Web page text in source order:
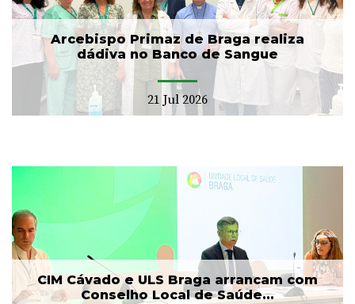
Arcebispo Primaz de Braga realiza
dádiva no Banco de Sangue
21 Jul 2026
CIM Cávado e ULS Braga arrancam com
Conselho Local de Saúde...